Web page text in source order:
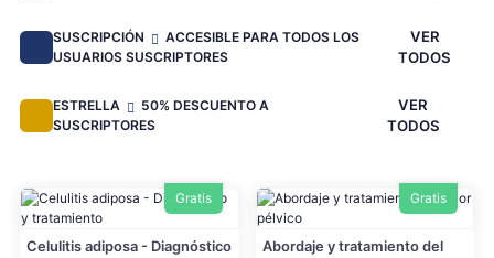
SUSCRIPCIÓN
ACCESIBLE PARA TODOS LOS
USUARIOS SUSCRIPTORES
VER
TODOS
ESTRELLA
50% DESCUENTO A
SUSCRIPTORES
VER
TODOS
Gratis
Celulitis adiposa - Diagnóstico
Gratis
Abordaje y tratamiento del